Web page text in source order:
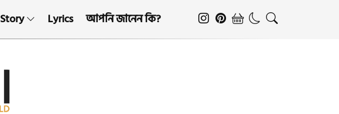
Story Lyrics আপনি জানেন কি?